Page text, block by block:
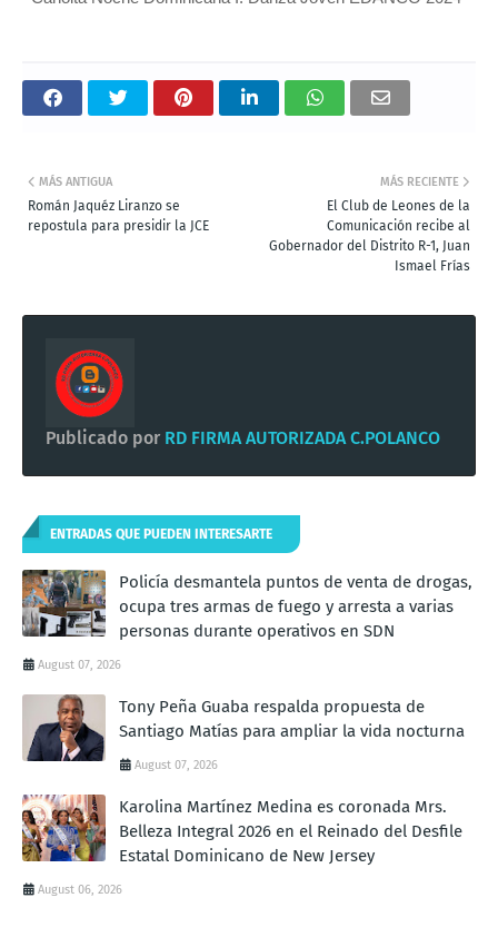
MÁS RECIENTE
El Club de Leones de la
Comunicación recibe al
Gobernador del Distrito R-1, Juan
Ismael Frías
MÁS ANTIGUA
Román Jaquéz Liranzo se
repostula para presidir la JCE
Publicado por RD FIRMA AUTORIZADA C.POLANCO
ENTRADAS QUE PUEDEN INTERESARTE
Policía desmantela puntos de venta de drogas,
ocupa tres armas de fuego y arresta a varias
personas durante operativos en SDN
August 07, 2026
Tony Peña Guaba respalda propuesta de
Santiago Matías para ampliar la vida nocturna
August 07, 2026
Karolina Martínez Medina es coronada Mrs.
Belleza Integral 2026 en el Reinado del Desfile
Estatal Dominicano de New Jersey
August 06, 2026